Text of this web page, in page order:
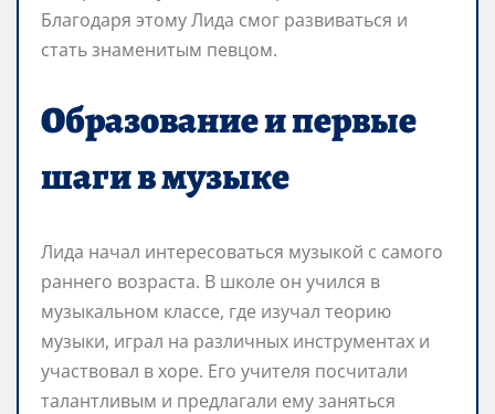
Благодаря этому Лида смог развиваться и
стать знаменитым певцом.
Образование и первые
шаги в музыке
Лида начал интересоваться музыкой с самого
раннего возраста. В школе он учился в
музыкальном классе, где изучал теорию
музыки, играл на различных инструментах и
участвовал в хоре. Его учителя посчитали
талантливым и предлагали ему заняться